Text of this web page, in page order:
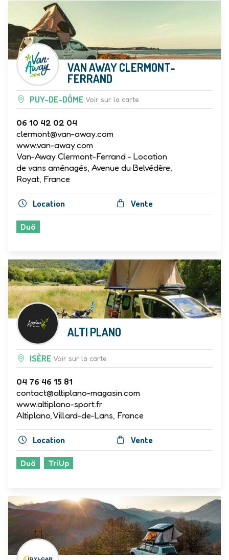
VAN AWAY CLERMONT-
FERRAND
PUY-DE-DÔME Voir sur la carte
06 10 42 02 04
clermont@van-away.com
www.van-away.com
Van-Away Clermont-Ferrand - Location
de vans aménagés, Avenue du Belvédère,
Royat, France
Location Vente
Duö
ALTI PLANO
ISÈRE Voir sur la carte
04 76 46 15 81
contact@altiplano-magasin.com
www.altiplano-sport.fr
Altiplano, Villard-de-Lans, France
Location Vente
Duö TriUp